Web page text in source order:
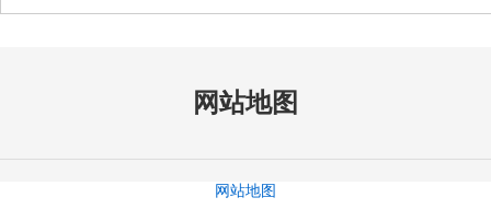
网站地图
网站地图